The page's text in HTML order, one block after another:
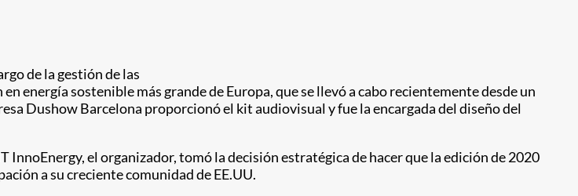
de la gestión de las
energía sostenible más grande de Europa, que se llevó a cabo recientemente desde un
Dushow Barcelona proporcionó el kit audiovisual y fue la encargada del diseño del
el organizador, tomó la decisión estratégica de hacer que la edición de 2020
a su creciente comunidad de EE.UU.